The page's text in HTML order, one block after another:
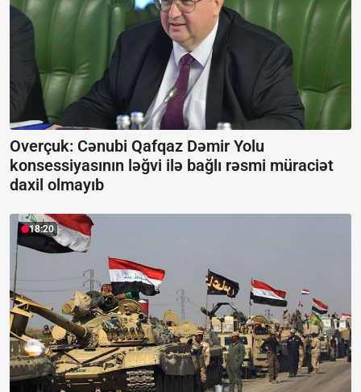
Overçuk: Cənubi Qafqaz Dəmir Yolu
konsessiyasının ləğvi ilə bağlı rəsmi müraciət
daxil olmayıb
18:20